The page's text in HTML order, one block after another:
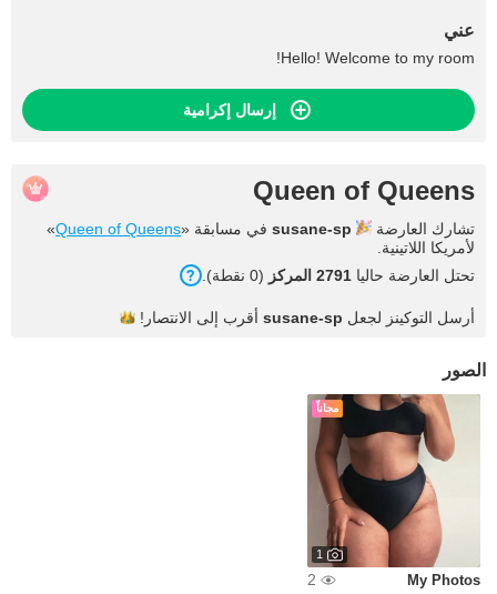
عني
Hello! Welcome to my room!
إرسال إكرامية
Queen of Queens
تشارك العارضة susane-sp في مسابقة «Queen of Queens
»
لأمريكا اللاتينية.
تحتل العارضة حاليا 2791 المركز (0 نقطة).
أرسل التوكينز لجعل susane-sp أقرب إلى الانتصار!
الصور
مجاناً
1
My Photos
2